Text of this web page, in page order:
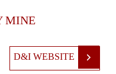
D&I WEBSITE